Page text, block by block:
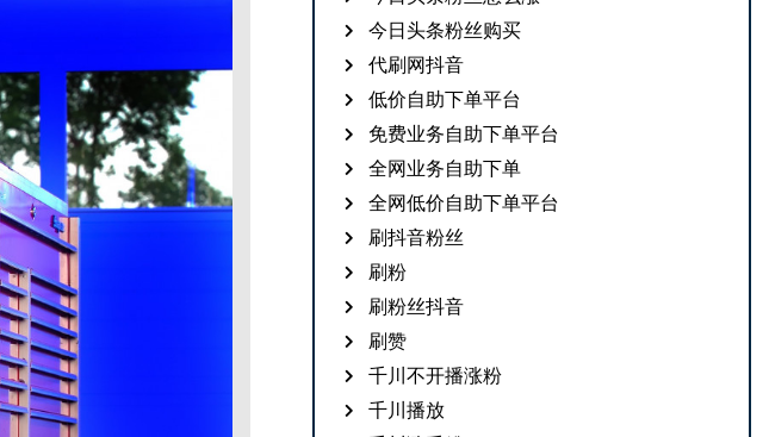
今日头条粉丝购买
代刷网抖音
低价自助下单平台
免费业务自助下单平台
全网业务自助下单
全网低价自助下单平台
刷抖音粉丝
刷粉
刷粉丝抖音
刷赞
千川不开播涨粉
千川播放